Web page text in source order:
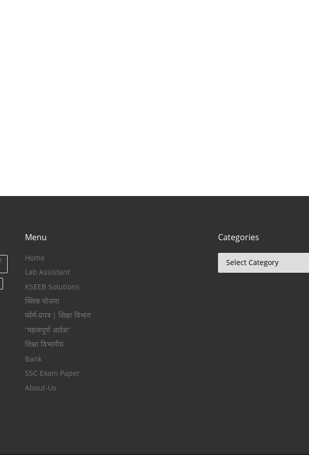
Menu
Home
Lab Assistant
KSEEB Solutions
क्लिक योजना
फॉर्म-प्रपत्र | शिक्षा विभाग
“महत्वपूर्ण आदेश”
शिक्षा विभागीय
Bank
SSC Exam Paper
About-Us
Categories